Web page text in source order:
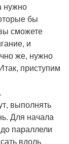
нужно
бы
сможете
и
же, нужно
приступим
выполнять
Для начала
параллели
вдоль